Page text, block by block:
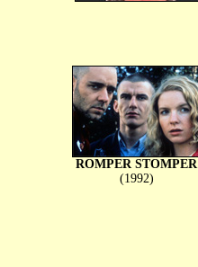
ROMPER STOMPER
(1992)